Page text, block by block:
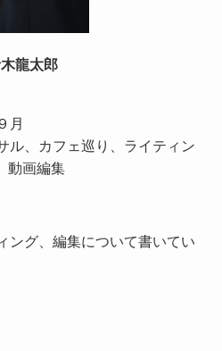
龍太郎
月
ル、カフェ巡り、ライティン
動画編集
ング、編集について書いてい